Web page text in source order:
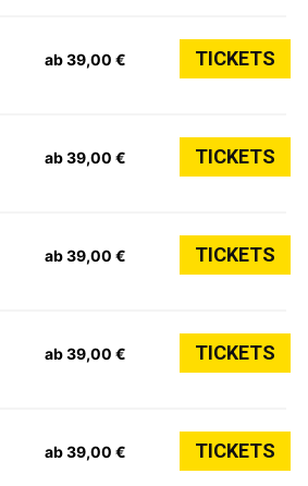
ab 39,00 € TICKETS
ab 39,00 € TICKETS
ab 39,00 € TICKETS
ab 39,00 € TICKETS
ab 39,00 € TICKETS